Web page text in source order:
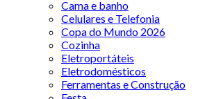
Cama e banho
Celulares e Telefonia
Copa do Mundo 2026
Cozinha
Eletroportáteis
Eletrodomésticos
Ferramentas e Construção